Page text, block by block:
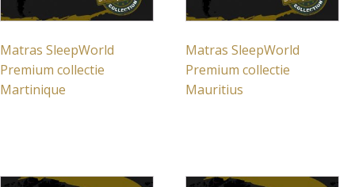
Matras SleepWorld
Premium collectie
Martinique
Matras SleepWorld
Premium collectie
Mauritius